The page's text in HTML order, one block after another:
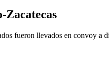
Zacatecas
fueron llevados en convoy a